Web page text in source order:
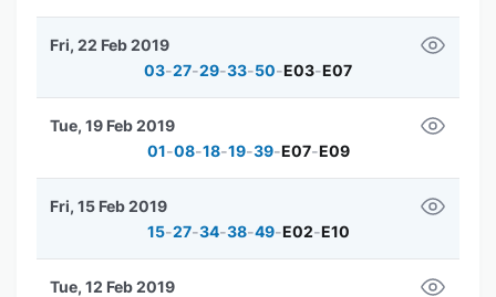
03-27-29-33-50-E03-E07
Fri, 22 Feb 2019
01-08-18-19-39-E07-E09
Tue, 19 Feb 2019
15-27-34-38-49-E02-E10
Fri, 15 Feb 2019
Tue, 12 Feb 2019